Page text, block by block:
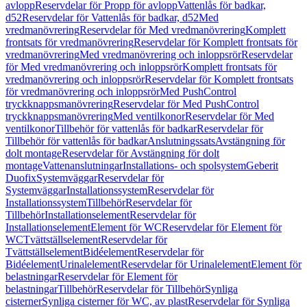
avloppReservdelar för Propp för avloppVattenlås för badkar,
d52Reservdelar för Vattenlås för badkar, d52Med
vredmanövreringReservdelar för Med vredmanövreringKomplett
frontsats för vredmanövreringReservdelar för Komplett frontsats för
vredmanövreringMed vredmanövrering och inloppsrörReservdelar
för Med vredmanövrering och inloppsrörKomplett frontsats för
vredmanövrering och inloppsrörReservdelar för Komplett frontsats
för vredmanövrering och inloppsrörMed PushControl
tryckknappsmanövreringReservdelar för Med PushControl
tryckknappsmanövreringMed ventilkonorReservdelar för Med
ventilkonorTillbehör för vattenlås för badkarReservdelar för
Tillbehör för vattenlås för badkarAnslutningssatsAvstängning för
dolt montageReservdelar för Avstängning för dolt
montageVattenanslutningarInstallations- och spolsystemGeberit
DuofixSystemväggarReservdelar för
SystemväggarInstallationssystemReservdelar för
InstallationssystemTillbehörReservdelar för
TillbehörInstallationselementReservdelar för
InstallationselementElement för WCReservdelar för Element för
WCTvättställselementReservdelar för
TvättställselementBidéelementReservdelar för
BidéelementUrinalelementReservdelar för UrinalelementElement för
belastningarReservdelar för Element för
belastningarTillbehörReservdelar för TillbehörSynliga
cisternerSynliga cisterner för WC, av plastReservdelar för Synliga